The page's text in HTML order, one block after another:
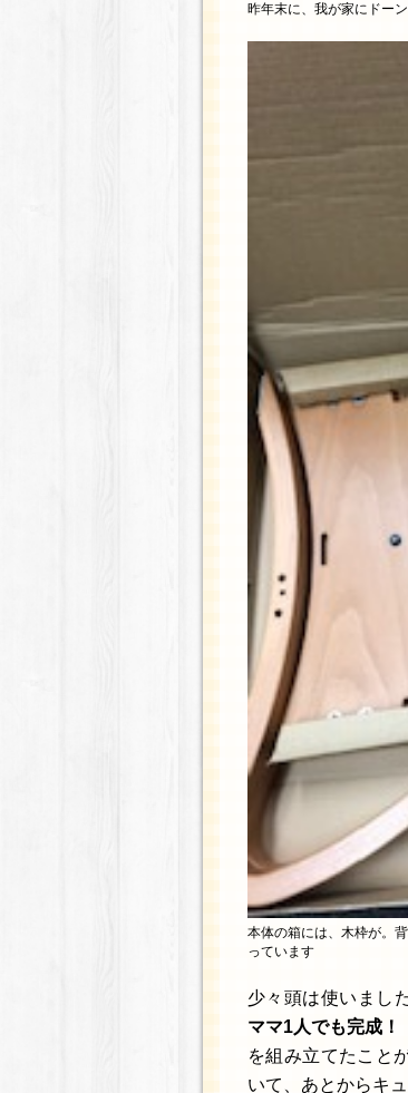
昨年末に、我が家にドー
本体の箱には、木枠が。
っています
少々頭は使いまし
ママ1人でも完成！
を組み立てたこと
いて、あとからキ